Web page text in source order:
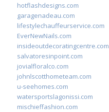
hotflashdesigns.com
garagenadeau.com
lifestylechauffeurservice.com
EverNewNails.com
insideoutdecoratingcentre.com
salvatoresinpoint.com
jovialfloralco.com
johnlscotthometeam.com
u-seehomes.com
watersportslagonissi.com
mischieffashion.com